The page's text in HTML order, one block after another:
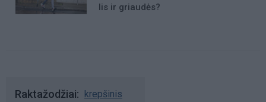
lis ir griaudės?
Raktažodžiai krepšinis